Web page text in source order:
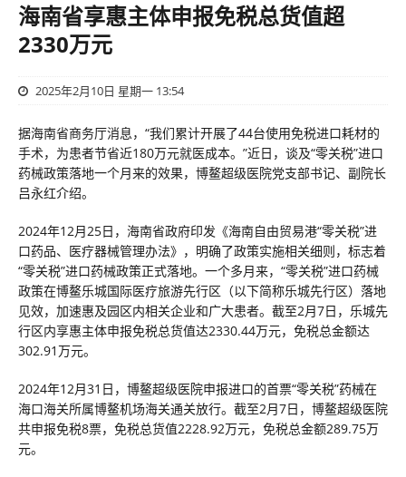
海南省享惠主体申报免税总货值超
2330万元
2025年2月10日 星期一 13:54
据海南省商务厅消息，“我们累计开展了44台使用免税进口耗材的
手术，为患者节省近180万元就医成本。”近日，谈及“零关税”进口
药械政策落地一个月来的效果，博鳌超级医院党支部书记、副院长
吕永红介绍。
2024年12月25日，海南省政府印发《海南自由贸易港“零关税”进
口药品、医疗器械管理办法》，明确了政策实施相关细则，标志着
“零关税”进口药械政策正式落地。一个多月来，“零关税”进口药械
政策在博鳌乐城国际医疗旅游先行区（以下简称乐城先行区）落地
见效，加速惠及园区内相关企业和广大患者。截至2月7日，乐城先
行区内享惠主体申报免税总货值达2330.44万元，免税总金额达
302.91万元。
2024年12月31日，博鳌超级医院申报进口的首票“零关税”药械在
海口海关所属博鳌机场海关通关放行。截至2月7日，博鳌超级医院
共申报免税8票，免税总货值2228.92万元，免税总金额289.75万
元。